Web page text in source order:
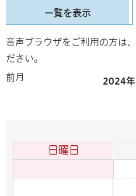
一覧を表示
音声ブラウザをご利用の方は、
ださい。
前月
2024年
日曜日